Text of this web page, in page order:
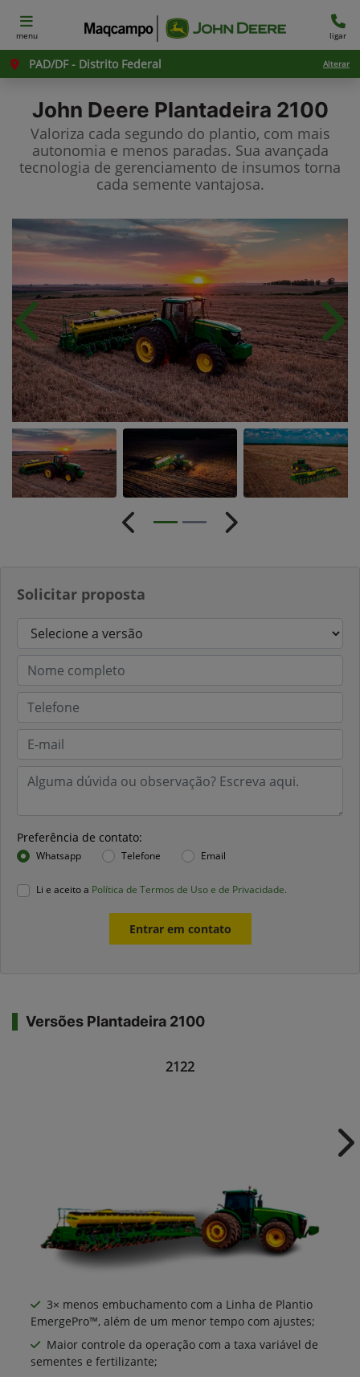
menu ligar
PAD/DF - Distrito Federal Alterar
John Deere Plantadeira 2100
Valoriza cada segundo do plantio, com mais
autonomia e menos paradas. Sua avançada
tecnologia de gerenciamento de insumos torna
cada semente vantajosa.
Solicitar proposta
Preferência de contato:
Whatsapp Telefone Email
Li e aceito a Política de Termos de Uso e de Privacidade.
Entrar em contato
Anterior
Anterior Próximo
Versões Plantadeira 2100
2122
3× menos embuchamento com a Linha de Plantio
EmergePro™, além de um menor tempo com ajustes;
Maior controle da operação com a taxa variável de
sementes e fertilizante;